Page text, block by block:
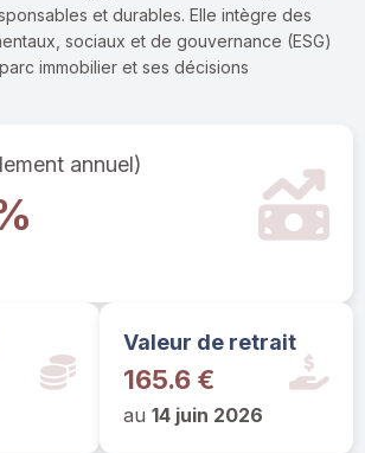
et durables. Elle intègre des
sociaux et de gouvernance (ESG)
immobilier et ses décisions
annuel)
Valeur de retrait
165.6 €
au 14 juin 2026